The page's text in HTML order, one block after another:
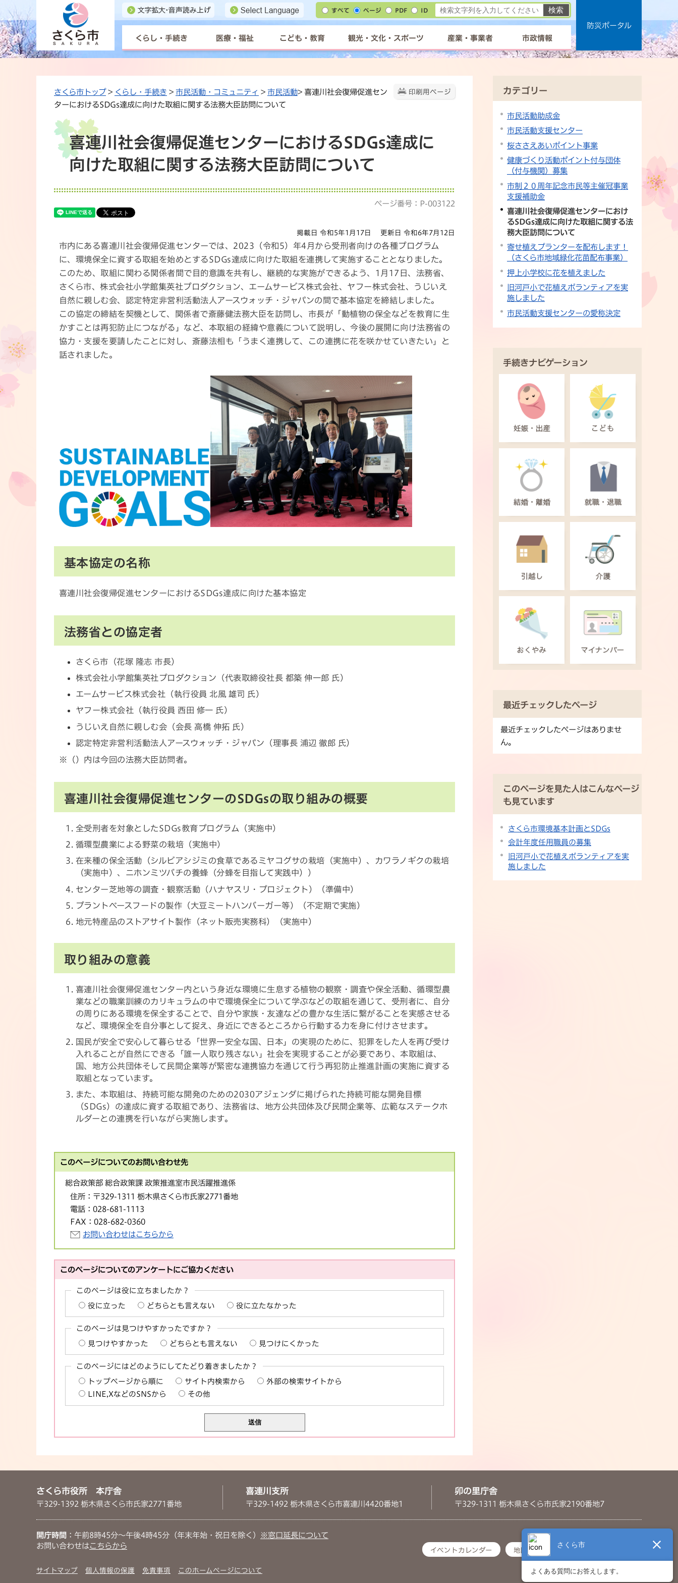
すべて ページ PDF ID
くらし・手続き 医療・福祉 こども・教育 観光・文化・スポーツ 産業・事業者 市政情報
防災ポータル
印刷用ページ
さくら市トップ> くらし・手続き > 市民活動・コミュニティ > 市民活動> 喜連川社会復帰促進セン
ターにおけるSDGs達成に向けた取組に関する法務大臣訪問について
喜連川社会復帰促進センターにおけるSDGs達成に
向けた取組に関する法務大臣訪問について
ページ番号：P-003122
掲載日 令和5年1月17日 更新日 令和6年7月12日
市内にある喜連川社会復帰促進センターでは、2023（令和5）年4月から受刑者向けの各種プログラム
に、環境保全に資する取組を始めとするSDGs達成に向けた取組を連携して実施することとなりました。
このため、取組に関わる関係者間で目的意識を共有し、継続的な実施ができるよう、1月17日、法務省、
さくら市、株式会社小学館集英社プロダクション、エームサービス株式会社、ヤフー株式会社、うじいえ
自然に親しむ会、認定特定非営利活動法人アースウォッチ・ジャパンの間で基本協定を締結しました。
この協定の締結を契機として、関係者で斎藤健法務大臣を訪問し、市長が「動植物の保全などを教育に生
かすことは再犯防止につながる」など、本取組の経緯や意義について説明し、今後の展開に向け法務省の
協力・支援を要請したことに対し、斎藤法相も「うまく連携して、この連携に花を咲かせていきたい」と
話されました。
基本協定の名称
喜連川社会復帰促進センターにおけるSDGs達成に向けた基本協定
法務省との協定者
さくら市（花塚 隆志 市長）
株式会社小学館集英社プロダクション（代表取締役社長 都築 伸一郎 氏）
エームサービス株式会社（執行役員 北風 雄司 氏）
ヤフー株式会社（執行役員 西田 修一 氏）
うじいえ自然に親しむ会（会長 高橋 伸拓 氏）
認定特定非営利活動法人アースウォッチ・ジャパン（理事長 浦辺 徹郎 氏）
※（）内は今回の法務大臣訪問者。
喜連川社会復帰促進センターのSDGsの取り組みの概要
全受刑者を対象としたSDGs教育プログラム（実施中）
循環型農業による野菜の栽培（実施中）
在来種の保全活動（シルビアシジミの食草であるミヤコグサの栽培（実施中）、カワラノギクの栽培
（実施中）、ニホンミツバチの養蜂（分蜂を目指して実践中））
センター芝地等の調査・観察活動（ハナヤスリ・プロジェクト）（準備中）
プラントベースフードの製作（大豆ミートハンバーガー等）（不定期で実施）
地元特産品のストアサイト製作（ネット販売実務科）（実施中）
取り組みの意義
喜連川社会復帰促進センター内という身近な環境に生息する植物の観察・調査や保全活動、循環型農
業などの職業訓練のカリキュラムの中で環境保全について学ぶなどの取組を通じて、受刑者に、自分
の周りにある環境を保全することで、自分や家族・友達などの豊かな生活に繋がることを実感させる
など、環境保全を自分事として捉え、身近にできるところから行動する力を身に付けさせます。
国民が安全で安心して暮らせる「世界一安全な国、日本」の実現のために、犯罪をした人を再び受け
入れることが自然にできる「誰一人取り残さない」社会を実現することが必要であり、本取組は、
国、地方公共団体そして民間企業等が緊密な連携協力を通じて行う再犯防止推進計画の実施に資する
取組となっています。
また、本取組は、持続可能な開発のための2030アジェンダに掲げられた持続可能な開発目標
（SDGs）の達成に資する取組であり、法務省は、地方公共団体及び民間企業等、広範なステークホ
ルダーとの連携を行いながら実施します。
このページについてのお問い合わせ先
総合政策部 総合政策課 政策推進室市民活躍推進係
住所： 〒329-1311 栃木県さくら市氏家2771番地
電話： 028-681-1113
FAX： 028-682-0360
お問い合わせはこちらから
このページについてのアンケートにご協力ください
このページは役に立ちましたか？
役に立った どちらとも言えない 役に立たなかった
このページは見つけやすかったですか？
見つけやすかった どちらとも言えない 見つけにくかった
このページにはどのようにしてたどり着きましたか？
トップページから順に サイト内検索から
外部の検索サイトから
LINE,XなどのSNSから
その他
カテゴリー
市民活動助成金
市民活動支援センター
桜ささえあいポイント事業
健康づくり活動ポイント付与団体
（付与機関）募集
市制２０周年記念市民等主催冠事業
支援補助金
喜連川社会復帰促進センターにおけ
るSDGs達成に向けた取組に関する法
務大臣訪問について
寄せ植えプランターを配布します！
（さくら市地域緑化花苗配布事業）
押上小学校に花を植えました
旧河戸小で花植えボランティアを実
施しました
市民活動支援センターの愛称決定
手続きナビゲーション
最近チェックしたページ
最近チェックしたページはありませ
ん。
このページを見た人はこんなページ
も見ています
さくら市環境基本計画とSDGs
会計年度任用職員の募集
旧河戸小で花植えボランティアを実
施しました
イベントカレンダー 地図・アクセス
サイトマップ 個人情報の保護 免責事項 このホームページについて
さくら市役所 本庁舎
〒329-1392 栃木県さくら市氏家2771番地
喜連川支所
〒329-1492 栃木県さくら市喜連川4420番地1
卯の里庁舎
〒329-1311 栃木県さくら市氏家2190番地7
開庁時間 ：午前8時45分～午後4時45分（年末年始・祝日を除く）
※窓口延長について
お問い合わせはこちらから
© 2022 Sakura City.